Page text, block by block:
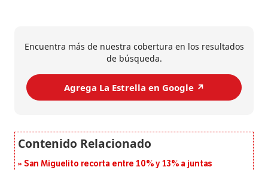
Encuentra más de nuestra cobertura en los resultados
de búsqueda.
Agrega La Estrella en Google ↗️
San Miguelito recorta entre 10% y 13% a juntas